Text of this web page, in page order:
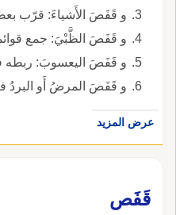
و قَفَصَ الأَشياءَ: قرّب
و قَفَصَ الظَّبْيَ: جمع
و قَفَصَ اليعسوبَ: ربطه
و قَفَصَ المرضُ أَو البردُ
عرض المزيد
قَفَص